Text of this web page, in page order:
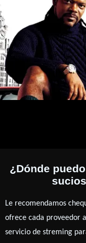
¿Dónde
Le recomendamos
ofrece cada proveedor
servicio de streming